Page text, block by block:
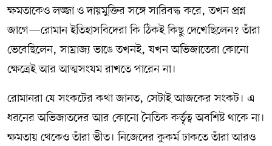
ক্ষমতাকেও লজ্জা ও দায়মুক্তির সঙ্গে সারিবদ্ধ করে, তখন প্রশ্ন
জাগে—রোমান ইতিহাসবিদেরা কি ঠিকই কিছু দেখেছিলেন? তাঁরা
ভেবেছিলেন, সাম্রাজ্য ভাঙে তখনই, যখন অভিজাতেরা কোনো
ক্ষেত্রেই আর আত্মসংযম রাখতে পারেন না।
রোমানরা যে সংকটের কথা জানত, সেটাই আজকের সংকট। এ
ধরনের অভিজাতদের আর কোনো নৈতিক কর্তৃত্ব অবশিষ্ট থাকে না।
ক্ষমতায় থেকেও তাঁরা ভীত। নিজেদের কুকর্ম ঢাকতে তাঁরা আরও